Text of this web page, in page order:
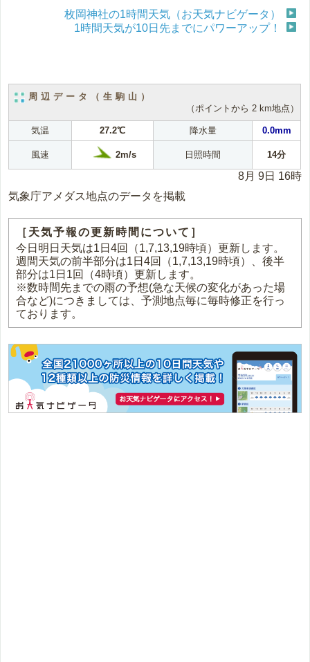
枚岡神社の1時間天気（お天気ナビゲータ）
1時間天気が10日先までにパワーアップ！
周辺データ（生駒山）
（ポイントから 2 km地点）
気温 27.2℃ 降水量 0.0mm
風速 2m/s 日照時間 14分
8月 9日 16時
気象庁アメダス地点のデータを掲載
［天気予報の更新時間について］
今日明日天気は1日4回（1,7,13,19時頃）更新します。
週間天気の前半部分は1日4回（1,7,13,19時頃）、後半
部分は1日1回（4時頃）更新します。
※数時間先までの雨の予想(急な天候の変化があった場
合など)につきましては、予測地点毎に毎時修正を行っ
ております。